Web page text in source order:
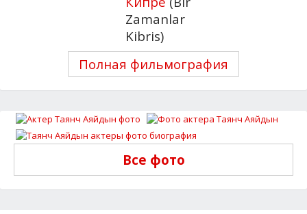
Zamanlar
Kibris)
Полная фильмография
Все фото